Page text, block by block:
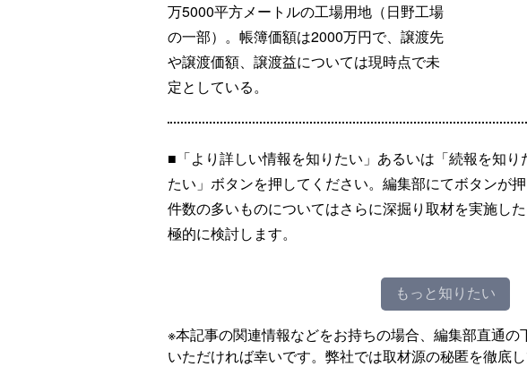
万5000平方メートルの工場用地（日野工場
の一部）。帳簿価額は2000万円で、譲渡先
や譲渡価額、譲渡益については現時点で未
定としている。
■「より詳しい情報を知りたい」あるいは「続報を知り
たい」ボタンを押してください。編集部にてボタンが
件数の多いものについてはさらに深掘り取材を実施し
極的に検討します。
もっと知りたい
※本記事の関連情報などをお持ちの場合、編集部直通の
いただければ幸いです。弊社では取材源の秘匿を徹底し